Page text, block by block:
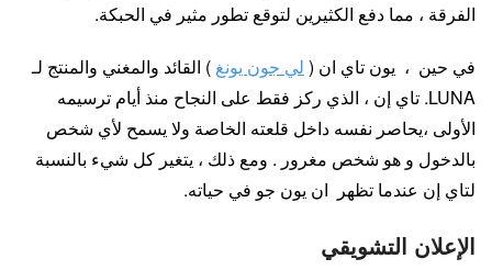
الفرقة ، مما دفع الكثيرين لتوقع تطور مثير في الحبكة.
في حين ، يون تاي ان ( لي جون يونغ ) القائد والمغني والمنتج لـ
LUNA. تاي إن ، الذي ركز فقط على النجاح منذ أيام ترسيمه
الأولى ،يحاصر نفسه داخل قلعته الخاصة ولا يسمح لأي شخص
بالدخول و هو شخص مغرور . ومع ذلك ، يتغير كل شيء بالنسبة
لتاي إن عندما تظهر ان يون جو في حياته.
الإعلان التشويقي